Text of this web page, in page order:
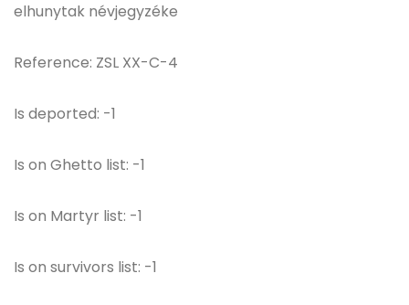
elhunytak névjegyzéke
Reference: ZSL XX-C-4
Is deported: -1
Is on Ghetto list: -1
Is on Martyr list: -1
Is on survivors list: -1